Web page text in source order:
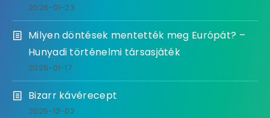
2026-01-23
Milyen döntések mentették meg Európát? –
Hunyadi történelmi társasjáték
2026-01-17
Bizarr kávérecept
2025-12-02